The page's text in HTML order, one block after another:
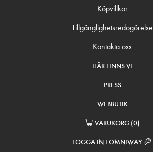
Köpvillkor
Tillgänglighetsredogörelse
Kontakta oss
HÄR FINNS VI
PRESS
WEBBUTIK
VARUKORG (0)
LOGGA IN I OMNIWAY